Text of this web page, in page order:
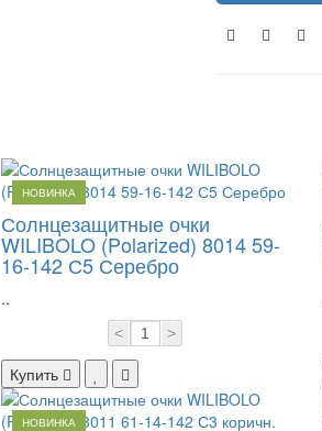
НОВИНКА
Солнцезащитные очки
WILIBOLO (Polarized) 8014 59-
16-142 С5 Серебро
..
< >
Купить
НОВИНКА